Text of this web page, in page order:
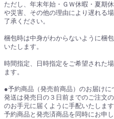
ただし、年末年始・ＧＷ休暇・夏期
や災害、その他の理由により遅れる
了承ください。
梱包時は中身がわからないように梱
いたします。
時間指定、日時指定をご希望された
ます。
●予約商品（発売前商品）のお届けに
発送は発売日の３日前までのご注文
のお手元に届くように手配いたします
予約商品と発売済商品を同時にお申